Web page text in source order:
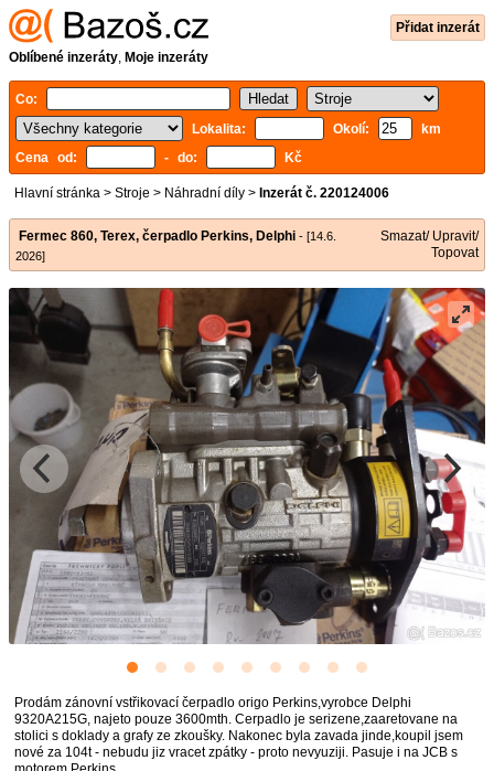
Přidat inzerát
Oblíbené inzeráty, Moje inzeráty
Co:
Lokalita:
Okolí:
km
Cena od:
- do: Kč
Hlavní stránka > Stroje > Náhradní díly > Inzerát č. 220124006
Fermec 860, Terex, čerpadlo Perkins, Delphi - [14.6.
2026]
Smazat/ Upravit/
Topovat
Prodám zánovní vstřikovací čerpadlo origo Perkins,vyrobce Delphi
9320A215G, najeto pouze 3600mth. Cerpadlo je serizene,zaaretovane na
stolici s doklady a grafy ze zkoušky. Nakonec byla zavada jinde,koupil jsem
nové za 104t - nebudu jiz vracet zpátky - proto nevyuziji. Pasuje i na JCB s